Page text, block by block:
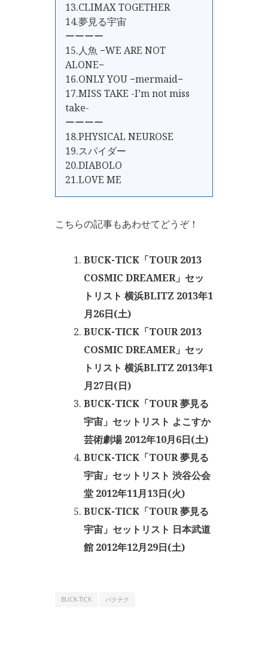
13.CLIMAX TOGETHER
14.夢見る宇宙
ーーーー
15.人魚 −WE ARE NOT
ALONE−
16.ONLY YOU −mermaid−
17.MISS TAKE -I’m not miss
take-
ーーーー
18.PHYSICAL NEUROSE
19.スパイダー
20.DIABOLO
21.LOVE ME
こちらの記事もあわせてどうぞ！
BUCK-TICK「TOUR 2013
COSMIC DREAMER」セッ
トリスト 横浜BLITZ 2013年1
月26日(土)
BUCK-TICK「TOUR 2013
COSMIC DREAMER」セッ
トリスト 横浜BLITZ 2013年1
月27日(日)
BUCK-TICK「TOUR 夢見る
宇宙」セットリスト よこすか
芸術劇場 2012年10月6日(土)
BUCK-TICK「TOUR 夢見る
宇宙」セットリスト 渋谷公会
堂 2012年11月13日(火)
BUCK-TICK「TOUR 夢見る
宇宙」セットリスト 日本武道
館 2012年12月29日(土)
BUCK-TICK バクチク